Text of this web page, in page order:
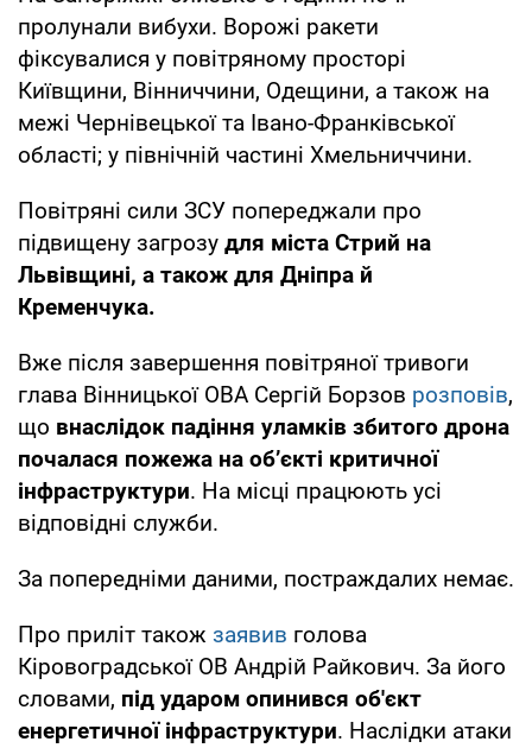
пролунали вибухи. Ворожі ракети
фіксувалися у повітряному просторі
Київщини, Вінниччини, Одещини, а також на
межі Чернівецької та Івано-Франківської
області; у північній частині Хмельниччини.
Повітряні сили ЗСУ попереджали про
підвищену загрозу для міста Стрий на
Львівщині, а також для Дніпра й
Кременчука.
Вже після завершення повітряної тривоги
глава Вінницької ОВА Сергій Борзов розповів,
що внаслідок падіння уламків збитого дрона
почалася пожежа на об’єкті критичної
інфраструктури. На місці працюють усі
відповідні служби.
За попередніми даними, постраждалих немає.
Про приліт також заявив голова
Кіровоградської ОВ Андрій Райкович. За його
словами, під ударом опинився об'єкт
енергетичної інфраструктури. Наслідки атаки